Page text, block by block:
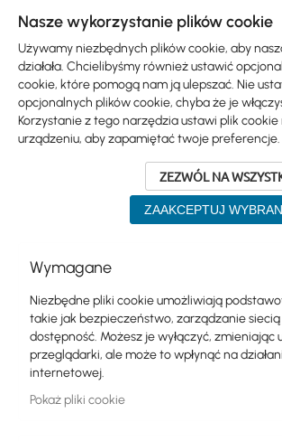
Ubiquiti Mikrotik WiFi & SOHO
Skip
product
list
Ubiquiti
Mikrotik
WiFi & SOHO
Anteny
Nasze wykorzystanie plików cookie
Używamy niezbędnych plików cookie, aby
działała. Chcielibyśmy również ustawić
cookie, które pomogą nam ją ulepszać. Nie
opcjonalnych plików cookie, chyba że je
Korzystanie z tego narzędzia ustawi plik
urządzeniu, aby zapamiętać twoje preferencje.
ZEZWÓL NA
ZAAKCEPTUJ
Wymagane
Niezbędne pliki cookie umożliwiają
takie jak bezpieczeństwo, zarządzanie siecią
dostępność. Możesz je wyłączyć, zmieniając
przeglądarki, ale może to wpłynąć na
internetowej.
Pokaż pliki cookie